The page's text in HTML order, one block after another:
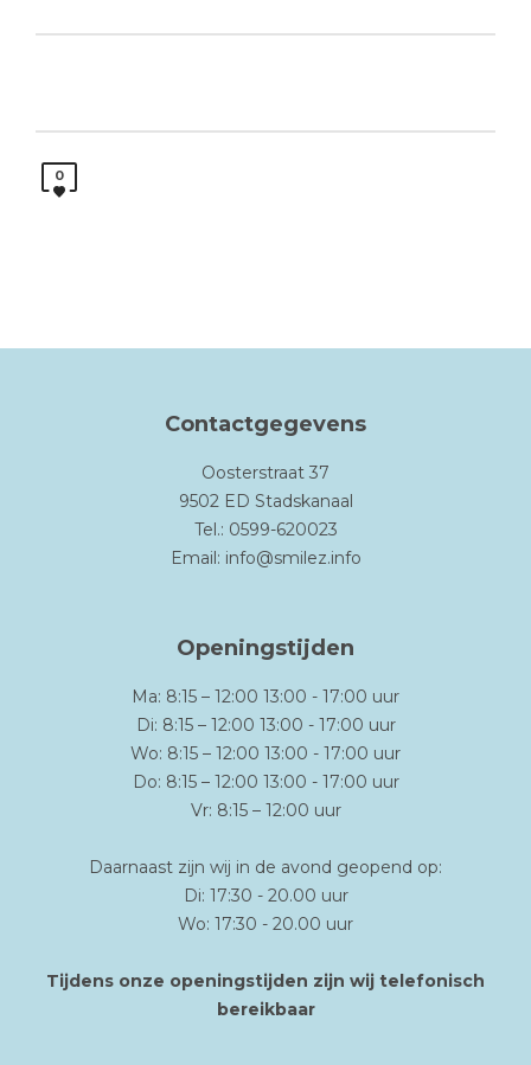
0
Contactgegevens
Oosterstraat 37
9502 ED Stadskanaal
Tel.: 0599-620023
Email: info@smilez.info
Openingstijden
Ma: 8:15 – 12:00 13:00 - 17:00 uur
Di: 8:15 – 12:00 13:00 - 17:00 uur
Wo: 8:15 – 12:00 13:00 - 17:00 uur
Do: 8:15 – 12:00 13:00 - 17:00 uur
Vr: 8:15 – 12:00 uur
Daarnaast zijn wij in de avond geopend op:
Di: 17:30 - 20.00 uur
Wo: 17:30 - 20.00 uur
Tijdens onze openingstijden zijn wij telefonisch
bereikbaar